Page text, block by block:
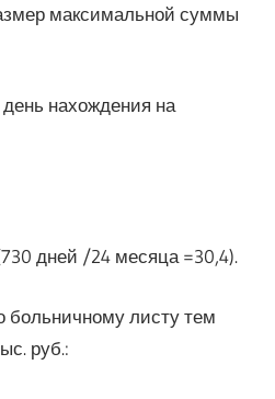
максимальной суммы
нахождения на
дней /24 месяца =30,4).
больничному листу тем
руб.: